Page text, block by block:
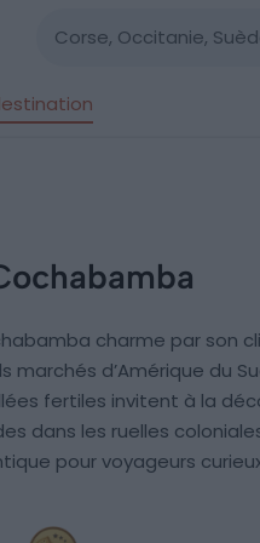
charme par son
marchés d’Amérique
fertiles invitent à la
dans les ruelles
pour voyageurs